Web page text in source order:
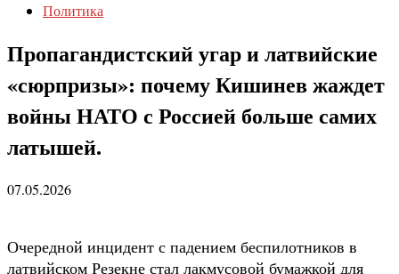
Политика
Пропагандистский угар и латвийские
«сюрпризы»: почему Кишинев жаждет
войны НАТО с Россией больше самих
латышей.
07.05.2026
Очередной инцидент с падением беспилотников в
латвийском Резекне стал лакмусовой бумажкой для